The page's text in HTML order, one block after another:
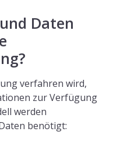
Daten
verfahren wird,
zur Verfügung
werden
benötigt: